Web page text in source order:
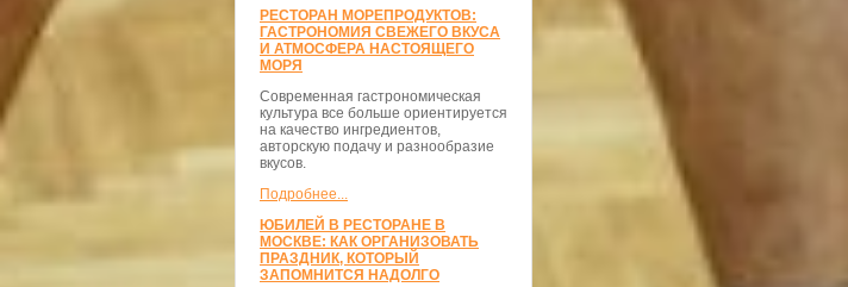
РЕСТОРАН МОРЕПРОДУКТОВ:
ГАСТРОНОМИЯ СВЕЖЕГО ВКУСА
И АТМОСФЕРА НАСТОЯЩЕГО
МОРЯ
Современная гастрономическая
культура все больше ориентируется
на качество ингредиентов,
авторскую подачу и разнообразие
вкусов.
Подробнее...
ЮБИЛЕЙ В РЕСТОРАНЕ В
МОСКВЕ: КАК ОРГАНИЗОВАТЬ
ПРАЗДНИК, КОТОРЫЙ
ЗАПОМНИТСЯ НАДОЛГО